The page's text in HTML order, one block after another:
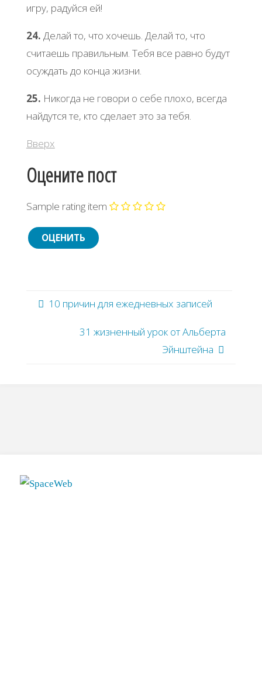
игру, радуйся ей!
24. Делай то, что хочешь. Делай то, что
считаешь правильным. Тебя все равно будут
осуждать до конца жизни.
25. Никогда не говори о себе плохо, всегда
найдутся те, кто сделает это за тебя.
Вверх
Оцените пост
Sample rating item
10 причин для ежедневных записей
31 жизненный урок от Альберта
Эйнштейна